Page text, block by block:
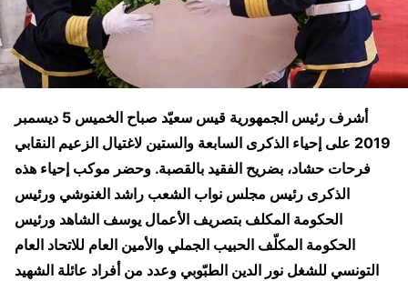
أشرف رئيس الجمهورية قيس سعيّد صباح الخميس 5 ديسمبر
2019 على إحياء الذكرى السابعة والستين لاغتيال الزعيم النقابي
فرحات حشاد، بضريح الفقيد بالقصبة. وحضر موكب إحياء هذه
الذكرى رئيس مجلس نواب الشعب راشد الغنوشي ورئيس
الحكومة المكلف بتصريف الأعمال يوسف الشاهد ورئيس
الحكومة المكلّف الحبيب الجملي والأمين العام للاتحاد العام
التونسي للشغل نور الدين الطبّوبي وعدد من أفراد عائلة الشهيد